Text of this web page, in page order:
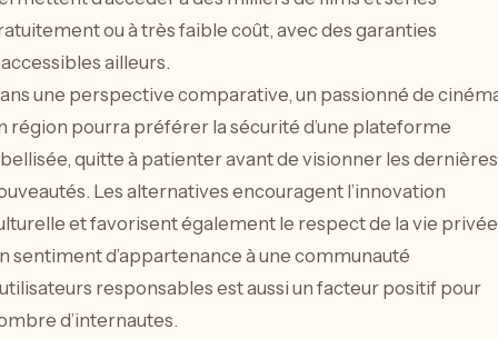
ou à très faible coût, avec des garanties
ailleurs.
une perspective comparative, un passionné de
région pourra préférer la sécurité d’une plateforme
quitte à patienter avant de visionner les dernières
Les alternatives encouragent l’innovation
et favorisent également le respect de la vie
sentiment d’appartenance à une communauté
responsables est aussi un facteur positif pour
d’internautes.